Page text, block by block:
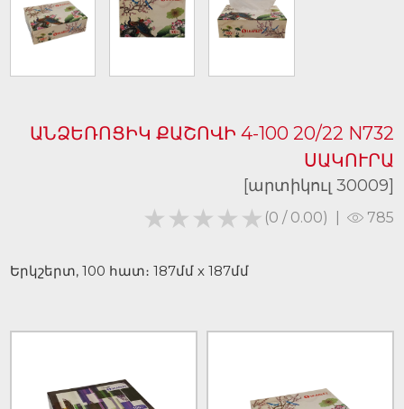
ԱՆՁԵՌՈՑԻԿ ՔԱՇՈՎԻ 4-100 20/22 N732
ՍԱԿՈՒՐԱ
[արտիկուլ 30009]
★★★★★
★★★★★ (0 / 0.00) 785
Երկշերտ, 100 հատ։ 187մմ х 187մմ